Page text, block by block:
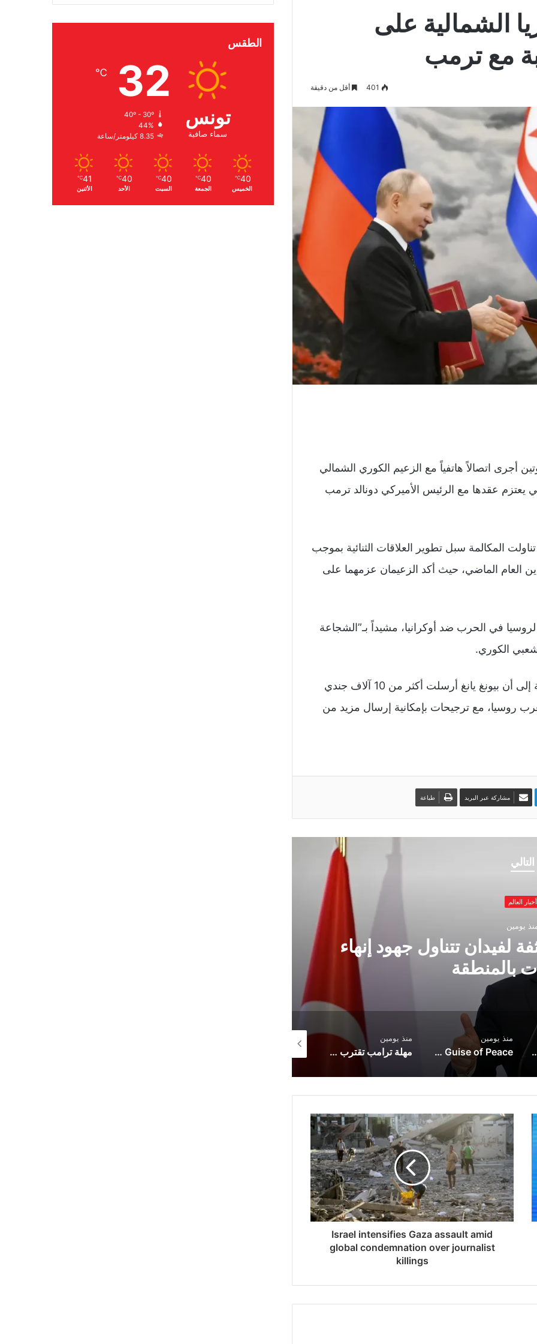
الشمالية على
مع ترمب
401 أقل من دقيقة
أجرى اتصالاً هاتفياً مع الزعيم الكوري الشمالي
يعتزم عقدها مع الرئيس الأميركي دونالد ترمب
المكالمة سبل تطوير العلاقات الثنائية بموجب
العام الماضي، حيث أكد الزعيمان عزمهما على
في الحرب ضد أوكرانيا، مشيداً بـ”الشجاعة
الكوري.
وتشير التقديرات الاستخباراتية الكورية الجنوبية إلى أن بيونغ يانغ أرسلت أكثر من 10 آلاف جندي
روسيا، مع ترجيحات بإمكانية إرسال مزيد من
مشاركة عبر البريد طباعة
التالي
أخبار العالم
يومين
لفيدان تتناول جهود إنهاء
بالمنطقة
جديد عملاق في الزعفرانة
منذ يومين
Necropolitics and the Diplomacy of Death: The Erasure of Gaza Under the Guise of Peace
منذ يومين
مهلة ترامب تقترب من الانتهاء.. وأنظار العالم تترقب مصير مضيق هرمز
منذ يومين
Israel intensifies Gaza assault amid
global condemnation over journalist
killings
الطقس
تونس
سماء صافية
32
℃
40º - 30º
44%
8.35 كيلومتر/ساعة
40
℃
الخميس
40
℃
الجمعة
40
℃
السبت
40
℃
الأحد
41
℃
الأثنين